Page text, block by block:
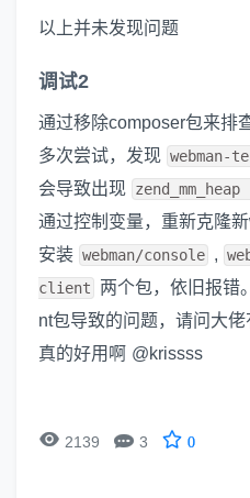
以上并未发现问题
调试2
通过移除composer包来排
多次尝试，发现
会导致出现
通过控制变量，重新克隆
安装 webman/console ,
client
两个包，依旧报错
nt包导致的问题，请问大
真的好用啊 @krissss
 2139  3 0